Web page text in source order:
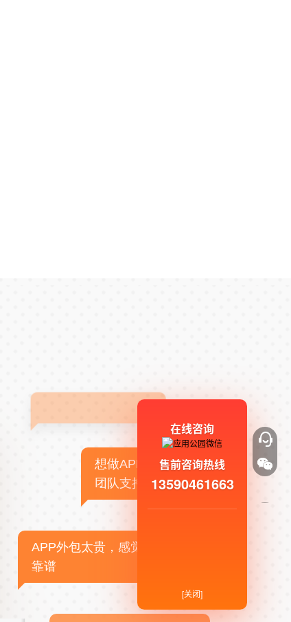
想做APP，但没有技术
团队支持
APP外包太贵，感觉不
靠谱
在线咨询
售前咨询热线
13590461663
[关闭]